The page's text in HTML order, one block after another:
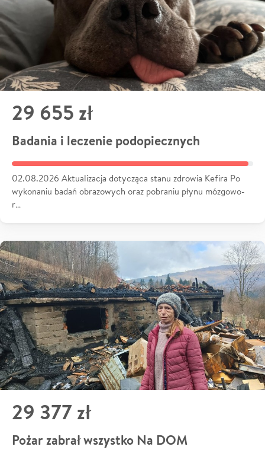
29 655 zł
Badania i leczenie podopiecznych
02.08.2026 Aktualizacja dotycząca stanu zdrowia Kefira Po
wykonaniu badań obrazowych oraz pobraniu płynu mózgowo-
r…
29 377 zł
Pożar zabrał wszystko Na DOM